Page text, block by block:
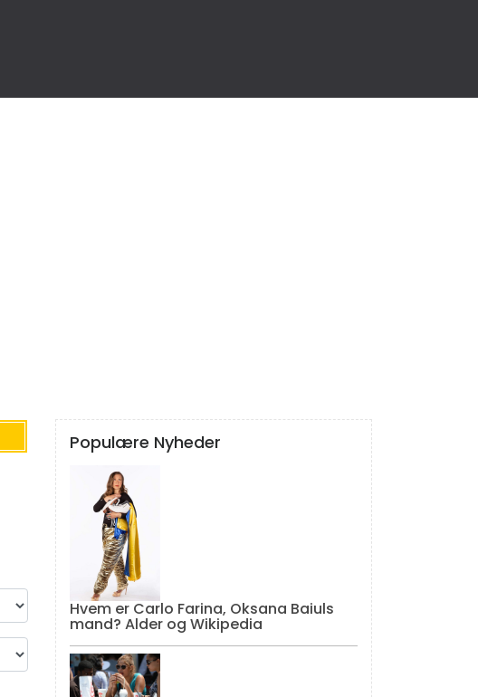
Populære Nyheder
Hvem er Carlo Farina, Oksana Baiuls
mand? Alder og Wikipedia